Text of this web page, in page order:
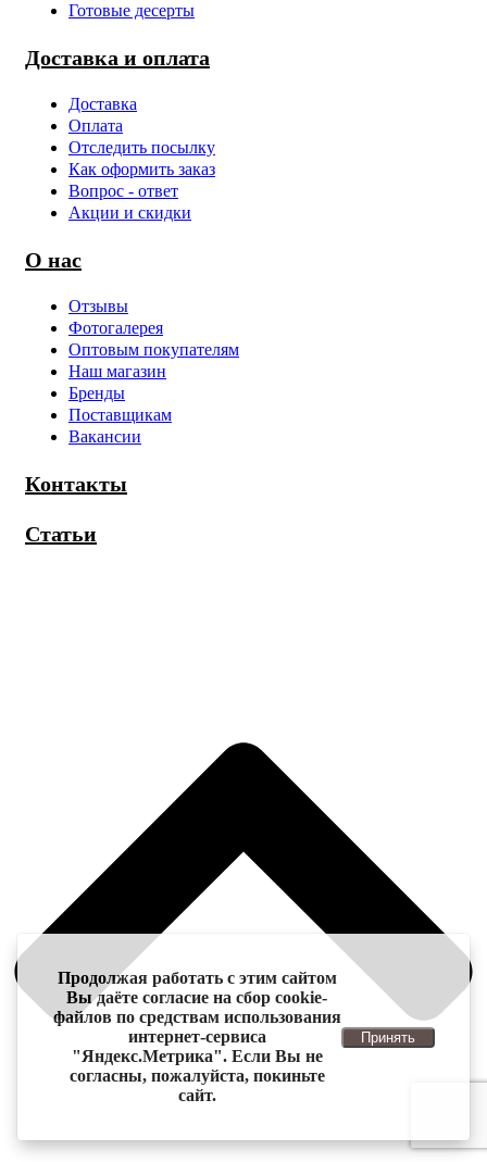
Готовые десерты
Доставка и оплата
Доставка
Оплата
Отследить посылку
Как оформить заказ
Вопрос - ответ
Акции и скидки
О нас
Отзывы
Фотогалерея
Оптовым покупателям
Наш магазин
Бренды
Поставщикам
Вакансии
Контакты
Статьи
Продолжая работать с этим сайтом
Вы даёте согласие на сбор cookie-
файлов по средствам использования
интернет-сервиса
"Яндекс.Метрика". Если Вы не
согласны, пожалуйста, покиньте
сайт.
Принять